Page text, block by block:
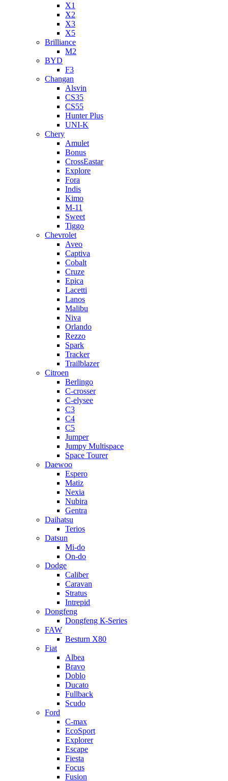
X1
X2
X3
X5
Brilliance
M2
BYD
F3
Changan
Alsvin
CS35
CS55
Hunter Plus
UNI-K
Chery
Amulet
Bonus
CrossEastar
Explore
Fora
Indis
Kimo
M-11
Sweet
Tiggo
Chevrolet
Aveo
Captiva
Cobalt
Cruze
Epica
Lacetti
Lanos
Malibu
Niva
Orlando
Rezzo
Spark
Tracker
Trailblazer
Citroen
Berlingo
C-crosser
C-elysee
C3
C4
C5
Jumper
Jumpy Multispace
Space Tourer
Daewoo
Espero
Matiz
Nexia
Nubira
Gentra
Daihatsu
Terios
Datsun
Mi-do
On-do
Dodge
Caliber
Caravan
Stratus
Intrepid
Dongfeng
Dongfeng К-Series
FAW
Besturn Х80
Fiat
Albea
Bravo
Doblo
Ducato
Fullback
Scudo
Ford
C-max
EcoSport
Explorer
Escape
Fiesta
Focus
Fusion